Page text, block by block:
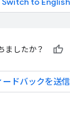
ましたか？
ードバックを送信